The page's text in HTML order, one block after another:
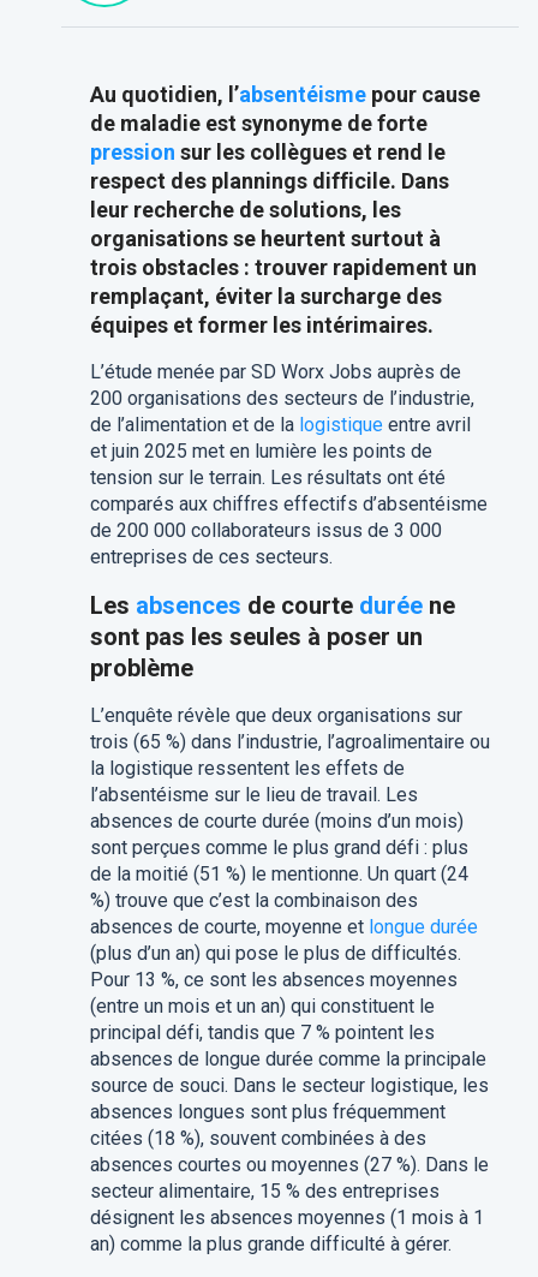
Au quotidien, l’absentéismepour cause
de maladie est synonyme de forte
pression sur les collègues et rend le
respect des plannings difficile. Dans
leur recherche de solutions, les
organisations se heurtent surtout à
trois obstacles : trouver rapidement un
remplaçant, éviter la surcharge des
équipes et former les intérimaires.
L’étude menée par SD Worx Jobs auprès de
200 organisations des secteurs de l’industrie,
de l’alimentation et de la logistiqueentre avril
et juin 2025 met en lumière les points de
tension sur le terrain. Les résultats ont été
comparés aux chiffres effectifs d’absentéisme
de 200 000 collaborateurs issus de 3 000
entreprises de ces secteurs.
Les absences de courte duréene
sont pas les seules à poser un
problème
L’enquête révèle que deux organisations sur
trois (65 %) dans l’industrie, l’agroalimentaire ou
la logistique ressentent les effets de
l’absentéisme sur le lieu de travail. Les
absences de courte durée (moins d’un mois)
sont perçues comme le plus grand défi : plus
de la moitié (51 %) le mentionne. Un quart (24
%) trouve que c’est la combinaison des
absences de courte, moyenne et longue durée
(plus d’un an) qui pose le plus de difficultés.
Pour 13 %, ce sont les absences moyennes
(entre un mois et un an) qui constituent le
principal défi, tandis que 7 % pointent les
absences de longue durée comme la principale
source de souci. Dans le secteur logistique, les
absences longues sont plus fréquemment
citées (18 %), souvent combinées à des
absences courtes ou moyennes (27 %). Dans le
secteur alimentaire, 15 % des entreprises
désignent les absences moyennes (1 mois à 1
an) comme la plus grande difficulté à gérer.